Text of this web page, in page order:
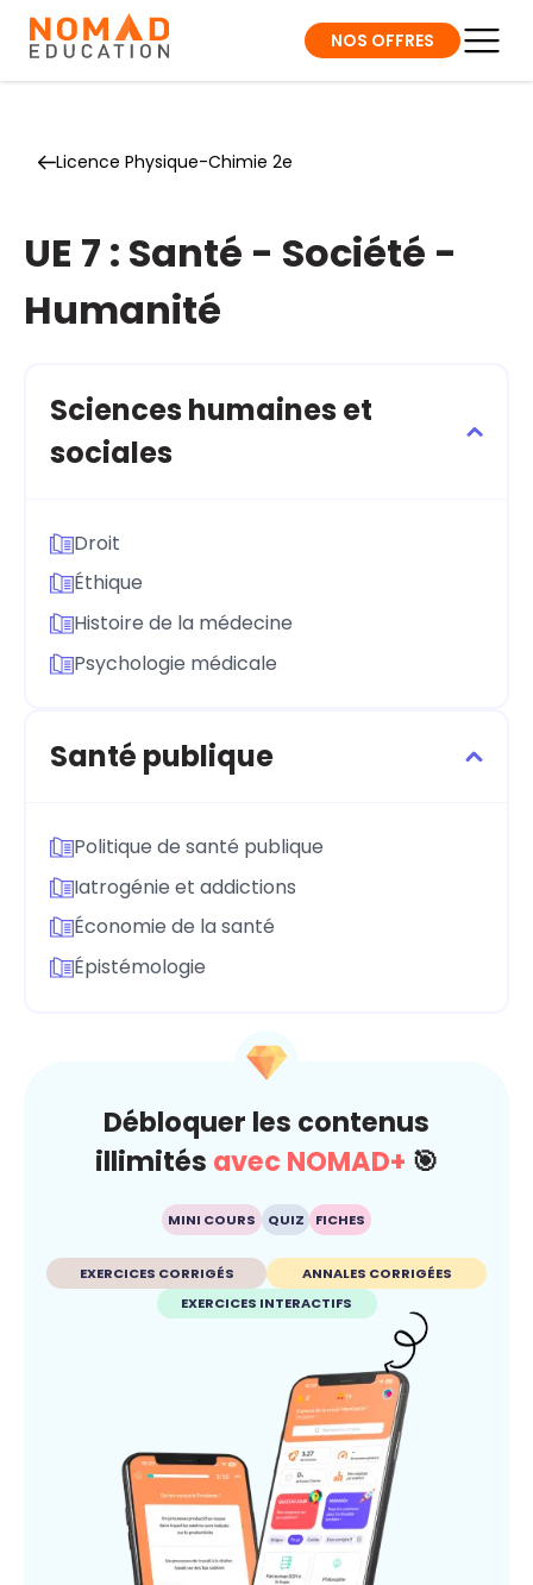
NOS OFFRES
Licence Physique-Chimie 2e
UE 7 : Santé - Société -
Humanité
Sciences humaines et
sociales
Droit
Éthique
Histoire de la médecine
Psychologie médicale
Santé publique
Politique de santé publique
Iatrogénie et addictions
Économie de la santé
Épistémologie
Débloquer les contenus
illimités avec NOMAD+ 🎯
MINI COURS QUIZ FICHES
EXERCICES CORRIGÉS
ANNALES CORRIGÉES
EXERCICES INTERACTIFS